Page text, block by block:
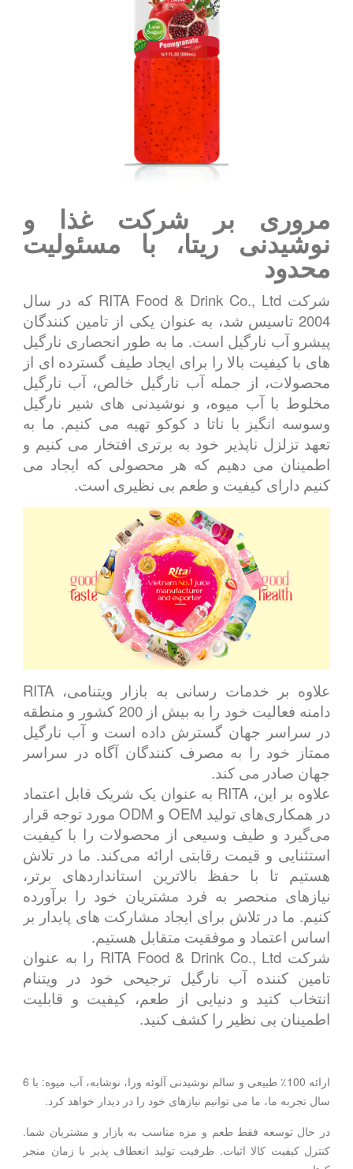
مروری بر شرکت غذا و
نوشیدنی ریتا، با مسئولیت
محدود
شرکت RITA Food & Drink Co., Ltd که در سال
2004 تاسیس شد، به عنوان یکی از تامین کنندگان
پیشرو آب نارگیل است. ما به طور انحصاری نارگیل
های با کیفیت بالا را برای ایجاد طیف گسترده ای از
محصولات، از جمله آب نارگیل خالص، آب نارگیل
مخلوط با آب میوه، و نوشیدنی های شیر نارگیل
وسوسه انگیز با ناتا د کوکو تهیه می کنیم. ما به
تعهد تزلزل ناپذیر خود به برتری افتخار می کنیم و
اطمینان می دهیم که هر محصولی که ایجاد می
کنیم دارای کیفیت و طعم بی نظیری است.
علاوه بر خدمات رسانی به بازار ویتنامی، RITA
دامنه فعالیت خود را به بیش از 200 کشور و منطقه
در سراسر جهان گسترش داده است و آب نارگیل
ممتاز خود را به مصرف کنندگان آگاه در سراسر
جهان صادر می کند.
علاوه بر این، RITA به عنوان یک شریک قابل اعتماد
در همکاری‌های تولید OEM و ODM مورد توجه قرار
می‌گیرد و طیف وسیعی از محصولات را با کیفیت
استثنایی و قیمت رقابتی ارائه می‌کند. ما در تلاش
هستیم تا با حفظ بالاترین استانداردهای برتر،
نیازهای منحصر به فرد مشتریان خود را برآورده
کنیم. ما در تلاش برای ایجاد مشارکت های پایدار بر
اساس اعتماد و موفقیت متقابل هستیم.
شرکت RITA Food & Drink Co., Ltd را به عنوان
تامین کننده آب نارگیل ترجیحی خود در ویتنام
انتخاب کنید و دنیایی از طعم، کیفیت و قابلیت
اطمینان بی نظیر را کشف کنید.
ارائه 100٪ طبیعی و سالم نوشیدنی آلوئه ورا، نوشابه، آب میوه: با 6
سال تجربه ما، ما می توانیم نیازهای خود را در دیدار خواهد کرد.
در حال توسعه فقط طعم و مزه مناسب به بازار و مشتریان شما.
کنترل کیفیت کالا اثبات. ظرفیت تولید انعطاف پذیر با زمان منجر